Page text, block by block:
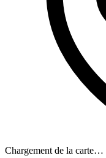
Chargement de la carte…